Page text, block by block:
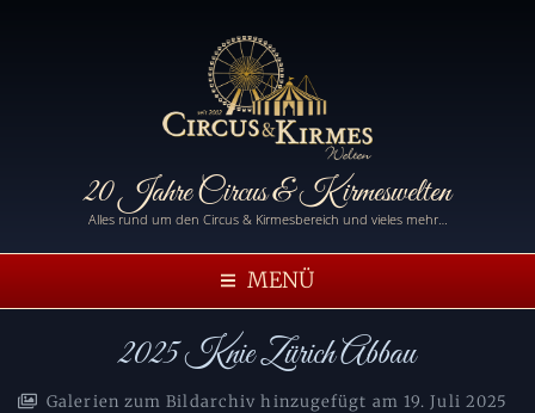
20 Jahre Circus & Kirmeswelten
Alles rund um den Circus & Kirmesbereich und vieles mehr…
MENÜ
2025 Knie Zürich Abbau
Galerien zum Bildarchiv hinzugefügt am 19. Juli 2025